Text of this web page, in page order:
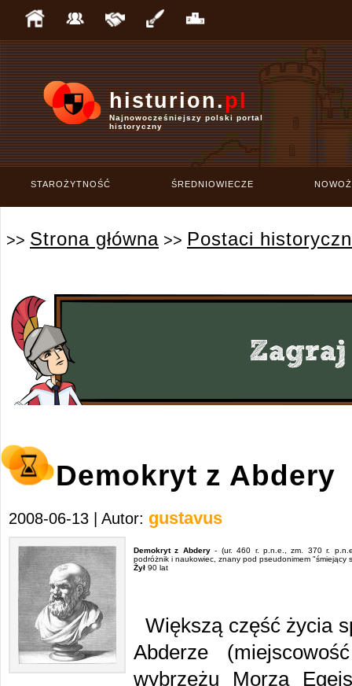
histurion.pl
Najnowocześniejszy polski portal
historyczny
STAROŻYTNOŚĆ ŚREDNIOWIECZE
>> Strona główna >> Postaci
Demokryt z Abdery
2008-06-13 | Autor: gustavus
Demokryt z Abdery- (ur. 460 r. p.n.e., zm. 370 r.
podróżnik i naukowiec, znany pod pseudonimem "śmiejący
Żył 90 lat
Większą część życia
Abderze
wybrzeżu Morza